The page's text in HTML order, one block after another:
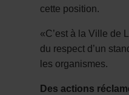
cette position.
«C’est à la Ville de
du respect d’un
les organismes.
Des actions